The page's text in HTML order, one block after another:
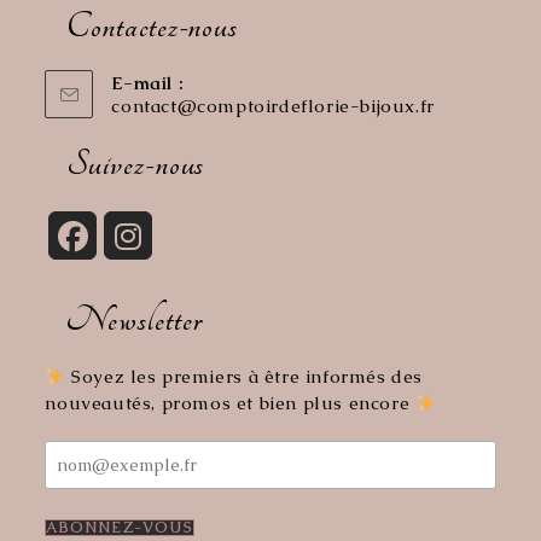
Contactez-nous
E-mail :
contact@comptoirdeflorie-bijoux.frS’ouvre
Suivez-nous
un
onglet
un
onglet
Newsletter
Soyez les premiers à être informés des
nouveautés, promos et bien plus encore